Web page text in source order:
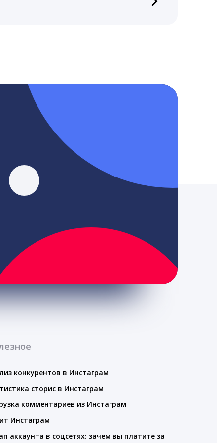
конкурентов в Инстаграм
сторис в Инстаграм
комментариев из Инстаграм
Инстаграм
аккаунта в соцсетях: зачем вы платите за